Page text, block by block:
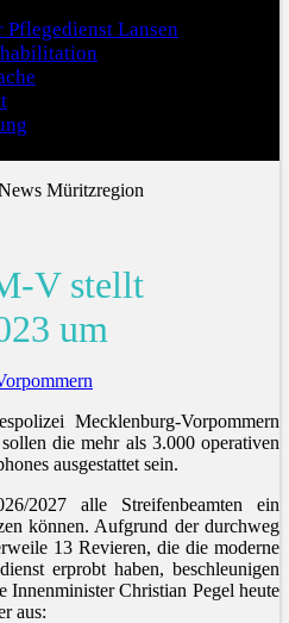
Pflegedienst Lansen
V stellt
um
Mecklenburg-Vorpommern
die mehr als 3.000 operativen
ausgestattet sein.
2027 alle Streifenbeamten ein
können. Aufgrund der durchweg
13 Revieren, die die moderne
erprobt haben, beschleunigen
Christian Pegel heute
aus: